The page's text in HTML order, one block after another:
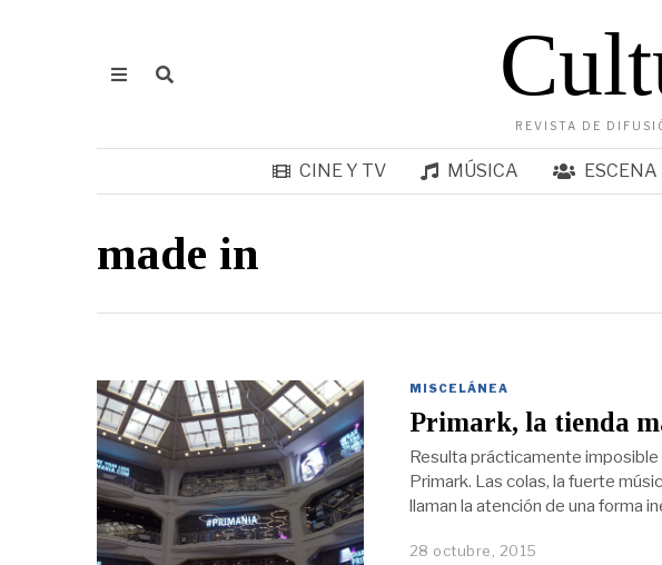
REVISTA DE
CINE Y TV MÚSICA ESCENA
made in
MISCELÁNEA
Primark, la tienda
Resulta prácticamente imposible
Primark. Las colas, la fuerte
llaman la atención de una forma
28 octubre, 2015